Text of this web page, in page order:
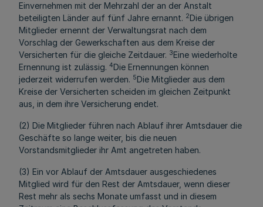
Einvernehmen mit der Mehrzahl der an der Anstalt
beteiligten Länder auf fünf Jahre ernannt. 2Die übrigen
Mitglieder ernennt der Verwaltungsrat nach dem
Vorschlag der Gewerkschaften aus dem Kreise der
Versicherten für die gleiche Zeitdauer. 3Eine wiederholte
Ernennung ist zulässig. 4Die Ernennungen können
jederzeit widerrufen werden. 5Die Mitglieder aus dem
Kreise der Versicherten scheiden im gleichen Zeitpunkt
aus, in dem ihre Versicherung endet.
(2) Die Mitglieder führen nach Ablauf ihrer Amtsdauer die
Geschäfte so lange weiter, bis die neuen
Vorstandsmitglieder ihr Amt angetreten haben.
(3) Ein vor Ablauf der Amtsdauer ausgeschiedenes
Mitglied wird für den Rest der Amtsdauer, wenn dieser
Rest mehr als sechs Monate umfasst und in diesem